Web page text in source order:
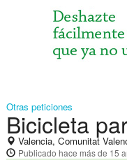
Otras peticiones
Bicicleta
Valencia, Comunitat
Publicado hace más de 15